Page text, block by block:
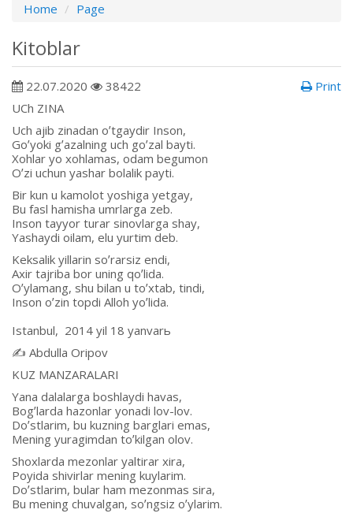
Home Page
Kitoblar
22.07.2020 38422
Print
UCh ZINА
Uch ajib zinadan oʼtgaydir Inson,
Goʼyoki gʼazalning uch goʼzal bayti.
Xohlar yo xohlamas, odam begumon
Oʼzi uchun yashar bolalik payti.
Bir kun u kamolot yoshiga yetgay,
Bu fasl hamisha umrlarga zeb.
Inson tayyor turar sinovlarga shay,
Yashaydi oilam, elu yurtim deb.
Keksalik yillarin soʼrarsiz endi,
Аxir tajriba bor uning qoʼlida.
Oʼylamang, shu bilan u toʼxtab, tindi,
Inson oʼzin topdi Аlloh yoʼlida.
Istanbul, 2014 yil 18 yanvarь
✍️ Аbdulla Oripov
KUZ MАNZАRАLАRI
Yana dalalarga boshlaydi havas,
Bogʼlarda hazonlar yonadi lov-lov.
Doʼstlarim, bu kuzning barglari emas,
Mening yuragimdan toʼkilgan olov.
Shoxlarda mezonlar yaltirar xira,
Poyida shivirlar mening kuylarim.
Doʼstlarim, bular ham mezonmas sira,
Bu mening chuvalgan, soʼngsiz oʼylarim.